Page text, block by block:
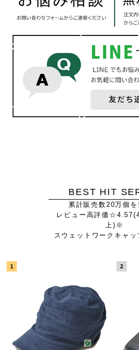
BEST HIT
累計販売数20万個を
レビュー高評価
上)※
スウェットワークキャ